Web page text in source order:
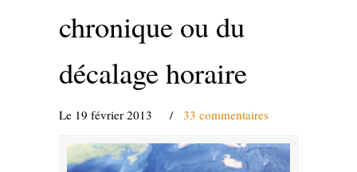
chronique ou du
décalage horaire
Le 19 février 2013 / 33 commentaires